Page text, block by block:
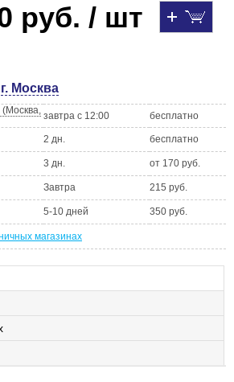
руб. / шт
г. Москва
(Москва, завтра с 12:00 бесплатно
2 дн. бесплатно
3 дн. от 170 руб.
Завтра 215 руб.
5-10 дней 350 руб.
магазинах